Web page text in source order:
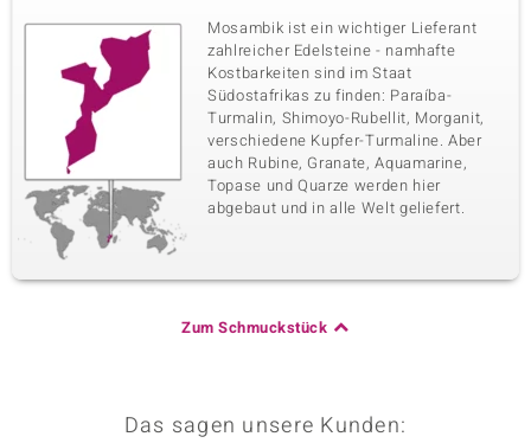
Mosambik ist ein wichtiger Lieferant
zahlreicher Edelsteine - namhafte
Kostbarkeiten sind im Staat
Südostafrikas zu finden: Paraíba-
Turmalin, Shimoyo-Rubellit, Morganit,
verschiedene Kupfer-Turmaline. Aber
auch Rubine, Granate, Aquamarine,
Topase und Quarze werden hier
abgebaut und in alle Welt geliefert.
Zum Schmuckstück
Das sagen unsere Kunden: